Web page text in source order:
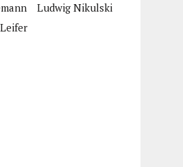
Ludwig Nikulski